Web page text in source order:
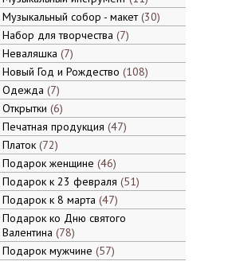
Музыкальный собор - макет 30
Набор для творчества 7
Неваляшка 7
Новый Год и Рождество 108
Одежда 7
Открытки 6
Печатная продукция 47
Платок 72
Подарок женщине 46
Подарок к 23 февраля 51
Подарок к 8 марта 47
Подарок ко Дню святого
Валентина 78
Подарок мужчине 57